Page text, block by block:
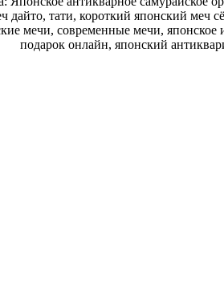
дайто, тати, короткий японский меч
мечи, современные мечи, японское
подарок онлайн, японский